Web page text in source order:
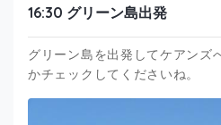
16:30 グリーン島出発
グリーン島を出発してケアンズ
かチェックしてくださいね。